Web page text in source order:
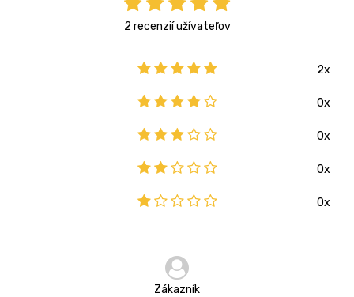
2 recenzií užívateľov
2x
0x
0x
0x
0x
Zákazník